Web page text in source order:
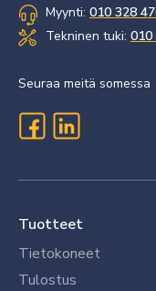
Myynti: 010 328
Tekninen tuki: 010
Seuraa meitä somessa
Tuotteet
Tietokoneet
Tulostus